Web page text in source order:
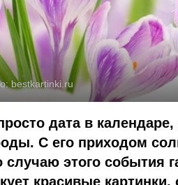
bestkartinki.ru
дата в
С его приходом
этого события
красивые картинки,